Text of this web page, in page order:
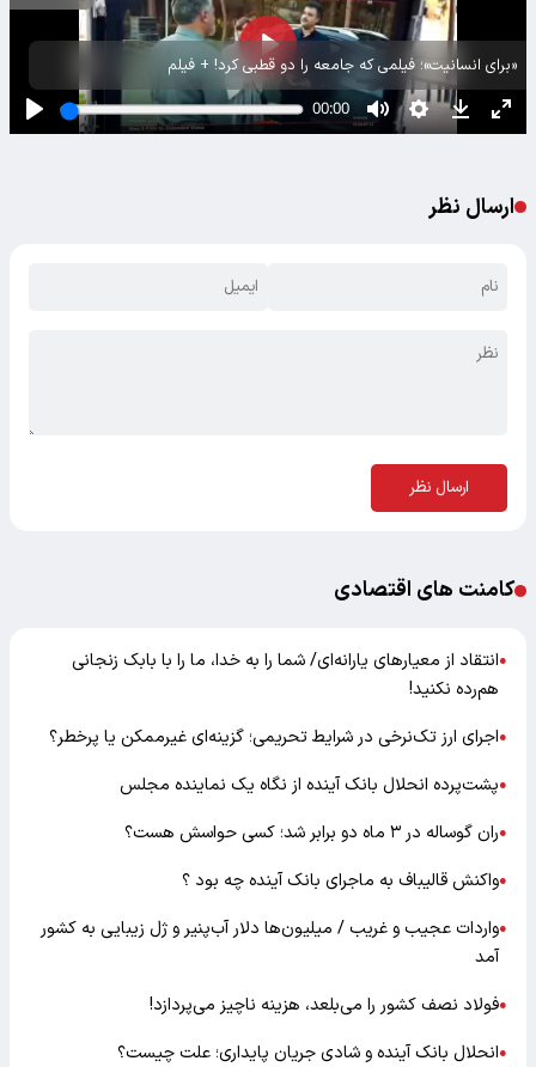
«برای انسانیت»؛ فیلمی که جامعه را دو قطبی کرد! + فیلم
ارسال نظر
ارسال نظر
کامنت های اقتصادی
●انتقاد از معیارهای یارانه‌ای/ شما را به خدا، ما را با بابک زنجانی
هم‌رده نکنید!
●اجرای ارز تک‌نرخی در شرایط تحریمی؛ گزینه‌ای غیرممکن یا پرخطر؟
●پشت‌پرده انحلال بانک آینده از نگاه یک نماینده مجلس
●ران گوساله در ۳ ماه دو برابر شد؛ کسی حواسش هست؟
●واکنش قالیباف به ماجرای بانک آینده چه بود ؟
●واردات عجیب و غریب / میلیون‌ها دلار آب‌پنیر و ژل زیبایی به کشور
آمد
●فولاد نصف کشور را می‌بلعد، هزینه ناچیز می‌پردازد!
●انحلال بانک آینده و شادی جریان پایداری؛ علت چیست؟